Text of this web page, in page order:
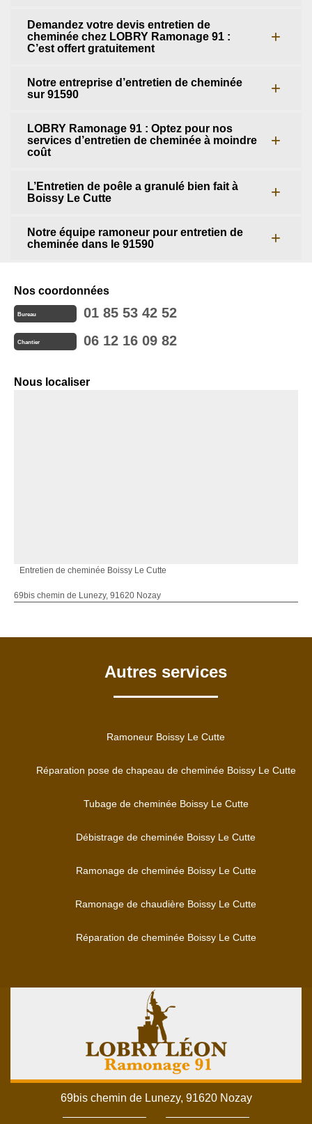
Demandez votre devis entretien de
cheminée chez LOBRY Ramonage 91 :
C’est offert gratuitement
Notre entreprise d’entretien de cheminée
sur 91590
LOBRY Ramonage 91 : Optez pour nos
services d’entretien de cheminée à moindre
coût
L’Entretien de poêle a granulé bien fait à
Boissy Le Cutte
Notre équipe ramoneur pour entretien de
cheminée dans le 91590
Nos coordonnées
Bureau 01 85 53 42 52
Chantier 06 12 16 09 82
Nous localiser
Entretien de cheminée Boissy Le Cutte
69bis chemin de Lunezy, 91620 Nozay
Autres services
Ramoneur Boissy Le Cutte
Réparation pose de chapeau de cheminée Boissy Le Cutte
Tubage de cheminée Boissy Le Cutte
Débistrage de cheminée Boissy Le Cutte
Ramonage de cheminée Boissy Le Cutte
Ramonage de chaudière Boissy Le Cutte
Réparation de cheminée Boissy Le Cutte
69bis chemin de Lunezy, 91620 Nozay